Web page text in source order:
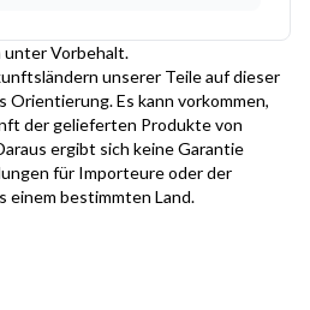
unter Vorbehalt.
unserer Teile auf dieser
Orientierung. Es kann vorkommen,
der gelieferten Produkte von
ergibt sich keine Garantie
für Importeure oder der
einem bestimmten Land.